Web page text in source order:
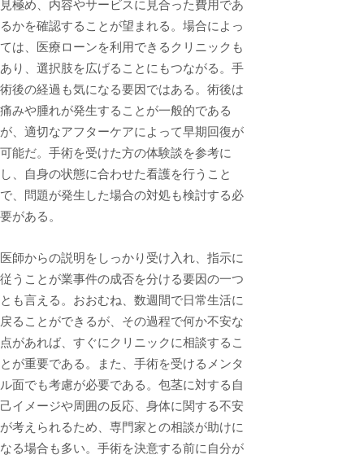
見極め、内容やサービスに見合った費用であ
るかを確認することが望まれる。場合によっ
ては、医療ローンを利用できるクリニックも
あり、選択肢を広げることにもつながる。手
術後の経過も気になる要因ではある。術後は
痛みや腫れが発生することが一般的である
が、適切なアフターケアによって早期回復が
可能だ。手術を受けた方の体験談を参考に
し、自身の状態に合わせた看護を行うこと
で、問題が発生した場合の対処も検討する必
要がある。
医師からの説明をしっかり受け入れ、指示に
従うことが業事件の成否を分ける要因の一つ
とも言える。おおむね、数週間で日常生活に
戻ることができるが、その過程で何か不安な
点があれば、すぐにクリニックに相談するこ
とが重要である。また、手術を受けるメンタ
ル面でも考慮が必要である。包茎に対する自
己イメージや周囲の反応、身体に関する不安
が考えられるため、専門家との相談が助けに
なる場合も多い。手術を決意する前に自分が